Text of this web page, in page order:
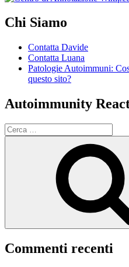
Chi Siamo
Contatta Davide
Contatta Luana
Patologie Autoimmuni:
questo sito?
Autoimmunity
Cerca:
Commenti recenti